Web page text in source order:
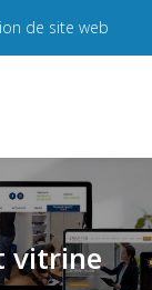
de site web
vitrine